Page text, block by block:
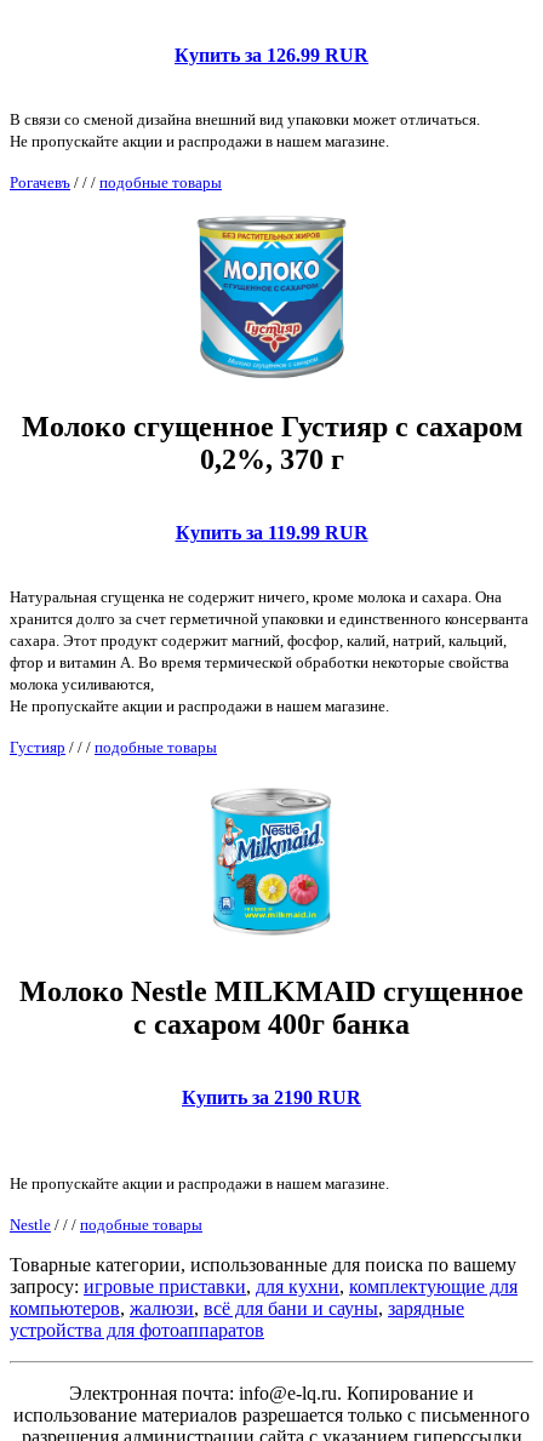
Купить за 126.99 RUR
В связи со сменой дизайна внешний вид упаковки может отличаться.
Не пропускайте акции и распродажи в нашем магазине.
Рогачевъ / / / подобные товары
Молоко сгущенное Густияр с сахаром
0,2%, 370 г
Купить за 119.99 RUR
Натуральная сгущенка не содержит ничего, кроме молока и сахара. Она
хранится долго за счет герметичной упаковки и единственного консерванта
сахара. Этот продукт содержит магний, фосфор, калий, натрий, кальций,
фтор и витамин А. Во время термической обработки некоторые свойства
молока усиливаются,
Не пропускайте акции и распродажи в нашем магазине.
Густияр / / / подобные товары
Молоко Nestle MILKMAID сгущенное
с сахаром 400г банка
Купить за 2190 RUR
Не пропускайте акции и распродажи в нашем магазине.
Nestle / / / подобные товары
Товарные категории, использованные для поиска по вашему
запросу: игровые приставки, для кухни, комплектующие для
компьютеров, жалюзи, всё для бани и сауны, зарядные
устройства для фотоаппаратов
Электронная почта: info@e-lq.ru. Копирование и
использование материалов разрешается только с письменного
разрешения администрации сайта с указанием гиперссылки